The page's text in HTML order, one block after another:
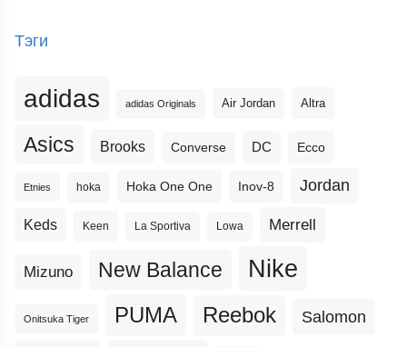
Тэги
adidas adidas Originals Air Jordan Altra
Asics Brooks Converse DC Ecco
Etnies hoka Hoka One One Inov-8 Jordan
Keds Keen La Sportiva Lowa Merrell
Mizuno New Balance Nike
Onitsuka Tiger PUMA Reebok Salomon